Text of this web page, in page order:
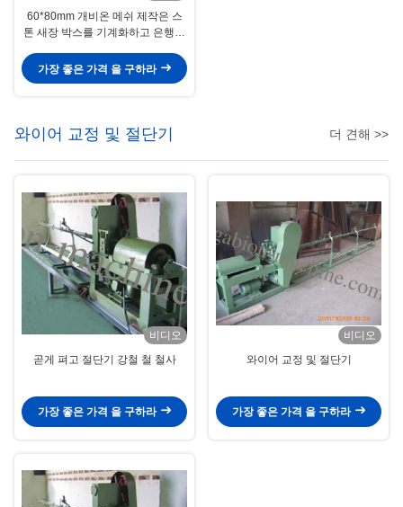
60*80mm 개비온 메쉬 제작은 스
톤 새장 박스를 기계화하고 은행을
가장 좋은 가격 을 구하라
와이어 교정 및 절단기 더 견해 >>
비디오
곧게 펴고 절단기 강철 철 철사
가장 좋은 가격 을 구하라
비디오
와이어 교정 및 절단기
가장 좋은 가격 을 구하라